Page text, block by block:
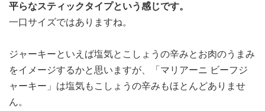
平らなスティックタイプという感じです。
一口サイズではありますね。
ジャーキーといえば塩気とこしょうの辛みとお肉のうまみ
をイメージするかと思いますが、「マリアーニ ビーフジ
ャーキー」は塩気もこしょうの辛みもほとんどありませ
ん。